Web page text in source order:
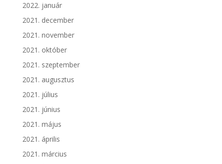
2022. január
2021. december
2021. november
2021. október
2021. szeptember
2021. augusztus
2021. július
2021. június
2021. május
2021. április
2021. március